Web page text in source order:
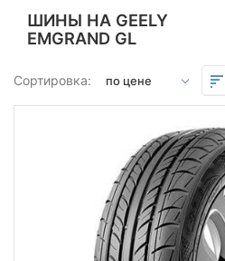
ШИНЫ НА GEELY
EMGRAND GL
Сортировка:
от
всесезонная
зимняя нешип